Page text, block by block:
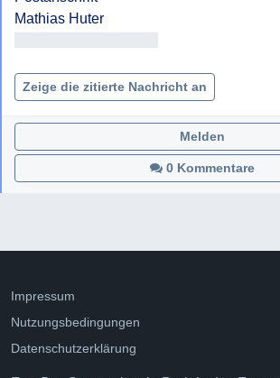
Zeige die zitierte Nachricht an
0 Kommentare
Melden
Impressum
Nutzungsbedingungen
Datenschutzerklärung